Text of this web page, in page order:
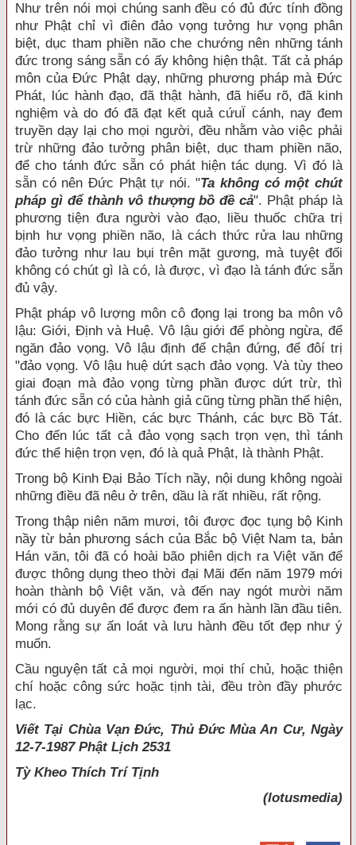
Như trên nói mọi chúng sanh đều có đủ đức tính đồng
như Phật chỉ vì điên đảo vọng tưởng hư vọng phân
biệt, dục tham phiền não che chướng nên những tánh
đức trong sáng sẵn có ấy không hiện thật. Tất cả pháp
môn của Đức Phật dạy, những phương pháp mà Đức
Phát, lúc hành đạo, đã thật hành, đã hiểu rõ, đã kinh
nghiệm và do đó đã đạt kết quả cứuÏ cánh, nay đem
truyền dạy lại cho mọi người, đều nhằm vào việc phải
trừ những đảo tưởng phân biệt, dục tham phiền não,
để cho tánh đức sẵn có phát hiện tác dụng. Vì đó là
sẵn có nên Đức Phật tự nói. "Ta không có một chút
pháp gì để thành vô thượng bồ đề cả". Phật pháp là
phương tiện đưa người vào đạo, liều thuốc chữa trị
bịnh hư vọng phiền não, là cách thức rửa lau những
đảo tưởng như lau bụi trên mặt gương, mà tuyệt đối
không có chút gì là có, là được, vì đạo là tánh đức sẵn
đủ vậy.
Phật pháp vô lượng môn cô đọng lại trong ba môn vô
lậu: Giới, Định và Huệ. Vô lậu giới để phòng ngừa, để
ngăn đảo vọng. Vô lậu định để chận đứng, để đôí trị
"đảo vọng. Vô lậu huệ dứt sạch đảo vọng. Và tùy theo
giai đoạn mà đảo vọng từng phần được dứt trừ, thì
tánh đức sẵn có của hành giả cũng từng phần thể hiện,
đó là các bực Hiền, các bực Thánh, các bực Bồ Tát.
Cho đến lúc tất cả đảo vọng sạch trọn vẹn, thì tánh
đức thể hiện trọn vẹn, đó là quả Phật, là thành Phật.
Trong bộ Kinh Đại Bảo Tích nầy, nội dung không ngoài
những điều đã nêu ở trên, dầu là rất nhiều, rất rộng.
Trong thập niên năm mươi, tôi được đọc tụng bộ Kinh
nầy từ bản phương sách của Bắc bộ Việt Nam ta, bản
Hán văn, tôi đã có hoài bão phiên dịch ra Việt văn để
được thông dụng theo thời đại Mãi đến năm 1979 mới
hoàn thành bộ Việt văn, và đến nay ngót mười năm
mới có đủ duyên để được đem ra ấn hành lần đầu tiên.
Mong rằng sự ấn loát và lưu hành đều tốt đẹp như ý
muốn.
Cầu nguyện tất cả mọi người, mọi thí chủ, hoặc thiện
chí hoặc công sức hoặc tịnh tài, đều tròn đầy phước
lạc.
Viết Tại Chùa Vạn Đức, Thủ Đức Mùa An Cư, Ngày
12-7-1987 Phật Lịch 2531
Tỳ Kheo Thích Trí Tịnh
(lotusmedia)